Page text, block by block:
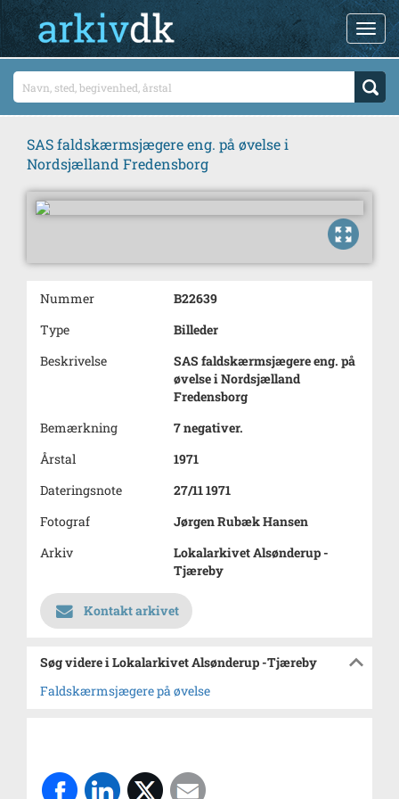
SAS faldskærmsjægere eng. på øvelse i
Nordsjælland Fredensborg
Nummer
B22639
Type
Billeder
Beskrivelse
SAS faldskærmsjægere eng. på
øvelse i Nordsjælland
Fredensborg
Bemærkning
7 negativer.
Årstal
1971
Dateringsnote
27/11 1971
Fotograf
Jørgen Rubæk Hansen
Arkiv
Lokalarkivet Alsønderup -
Tjæreby
Kontakt arkivet
Søg videre i Lokalarkivet Alsønderup -Tjæreby
Faldskærmsjægere på øvelse